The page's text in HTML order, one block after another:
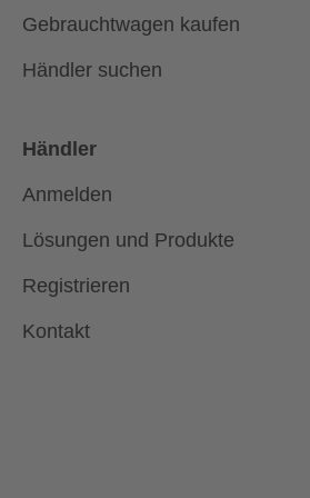
Gebrauchtwagen kaufen
Händler suchen
Händler
Anmelden
Lösungen und Produkte
Registrieren
Kontakt